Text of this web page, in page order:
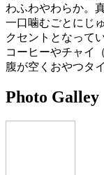
わふわやわらか。
一口噛むごとにじ
クセントとなってい
コーヒーやチャイ
腹が空くおやつタ
Photo Galley